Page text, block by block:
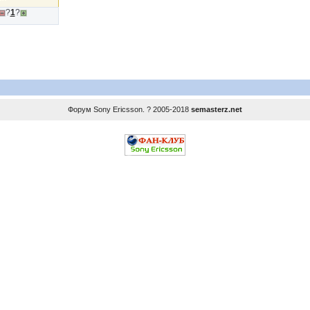
?1?
Форум Sony Ericsson . ? 2005-2018 semasterz.net